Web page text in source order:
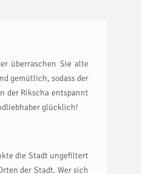
überraschen Sie alte
gemütlich, sodass der
der Rikscha entspannt
glücklich!
die Stadt ungefiltert
der Stadt. Wer sich